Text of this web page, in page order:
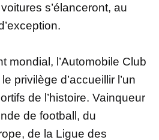
s’élanceront, au
mondial, l’Automobile Club
privilège d’accueillir l’un
de l’histoire. Vainqueur
de football, du
de la Ligue des